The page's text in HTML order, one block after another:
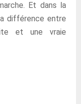
Et dans la
différence entre
et une vraie